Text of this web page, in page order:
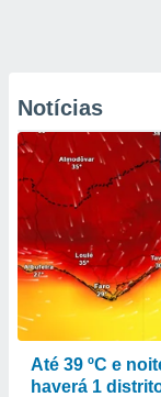
Notícias
Até 39 ºC e
haverá 1